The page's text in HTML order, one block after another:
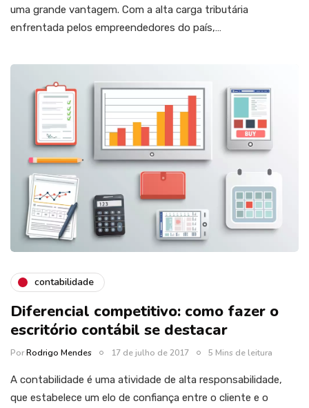
uma grande vantagem. Com a alta carga tributária
enfrentada pelos empreendedores do país,…
contabilidade
Diferencial competitivo: como fazer o
escritório contábil se destacar
PorRodrigo Mendes 17 de julho de 2017 5 Mins de leitura
A contabilidade é uma atividade de alta responsabilidade,
que estabelece um elo de confiança entre o cliente e o